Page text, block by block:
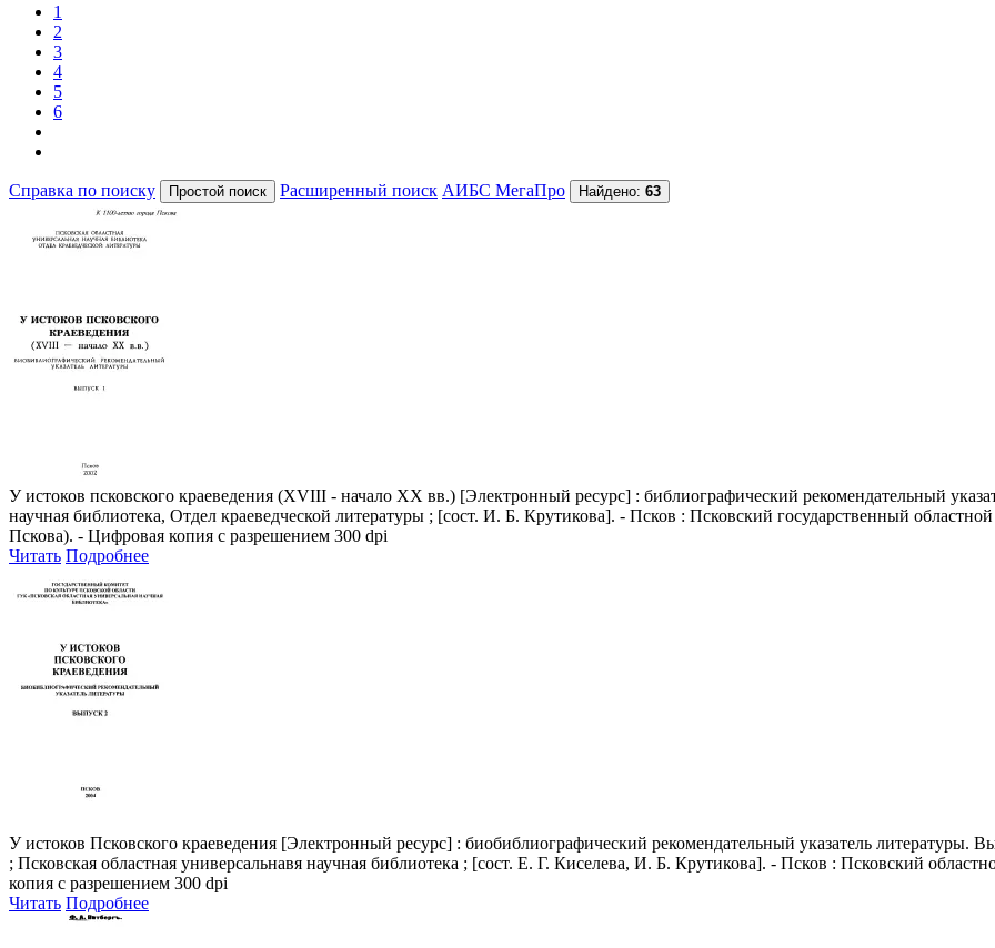
1
2
3
4
5
6
Справка по поиску Расширенный поиск АИБС МегаПро Найдено: 63
У истоков псковского краеведения (XVIII - начало XX вв.) [Электронный ресурс] : библиографический рекомендательный
научная библиотека, Отдел краеведческой литературы ; [сост. И. Б. Крутикова]. - Псков : Псковский государственный
Пскова). - Цифровая копия с разрешением 300 dpi
Читать Подробнее
У истоков Псковского краеведения [Электронный ресурс] : биобиблиографический рекомендательный указатель литературы.
; Псковская областная универсальнавя научная библиотека ; [сост. Е. Г. Киселева, И. Б. Крутикова]. - Псков : Псковский
копия с разрешением 300 dpi
Читать Подробнее